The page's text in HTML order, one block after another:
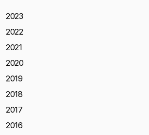
2023
2022
2021
2020
2019
2018
2017
2016